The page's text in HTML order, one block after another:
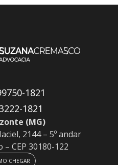
1821
1821
(MG)
2144 – 5º andar
CEP 30180-122
CHEGAR